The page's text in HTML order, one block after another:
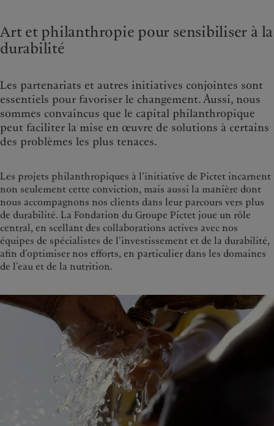
Art et philanthropie pour sensibiliser à la
durabilité
Les partenariats et autres initiatives conjointes sont
essentiels pour favoriser le changement. Aussi, nous
sommes convaincus que le capital philanthropique
peut faciliter la mise en œuvre de solutions à certains
des problèmes les plus tenaces.
Les projets philanthropiques à l’initiative de Pictet incarnent
non seulement cette conviction, mais aussi la manière dont
nous accompagnons nos clients dans leur parcours vers plus
de durabilité. La Fondation du Groupe Pictet joue un rôle
central, en scellant des collaborations actives avec nos
équipes de spécialistes de l’investissement et de la durabilité,
afin d’optimiser nos efforts, en particulier dans les domaines
de l’eau et de la nutrition.